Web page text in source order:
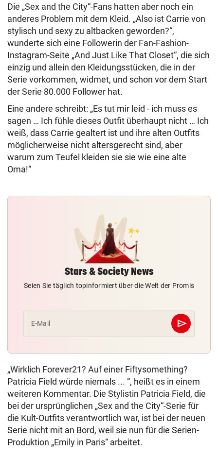
Die „Sex and the City“-Fans hatten aber noch ein
anderes Problem mit dem Kleid. „Also ist Carrie von
stylisch und sexy zu altbacken geworden?“,
wunderte sich eine Followerin der Fan-Fashion-
Instagram-Seite „And Just Like That Closet“, die sich
einzig und allein den Kleidungsstücken, die in der
Serie vorkommen, widmet, und schon vor dem Start
der Serie 80.000 Follower hat.
Eine andere schreibt: „Es tut mir leid - ich muss es
sagen … Ich fühle dieses Outfit überhaupt nicht … Ich
weiß, dass Carrie gealtert ist und ihre alten Outfits
möglicherweise nicht altersgerecht sind, aber
warum zum Teufel kleiden sie sie wie eine alte
Oma!“
Stars & Society News
Seien Sie täglich topinformiert über die Welt der Promis
E-Mail send
Abschicken
„Wirklich Forever21? Auf einer Fiftysomething?
Patricia Field würde niemals ... “, heißt es in einem
weiteren Kommentar. Die Stylistin Patricia Field, die
bei der ursprünglichen „Sex and the City“-Serie für
die Kult-Outfits verantwortlich war, ist bei der neuen
Serie nicht mit an Bord, weil sie nun für die Serien-
Produktion „Emily in Paris“ arbeitet.